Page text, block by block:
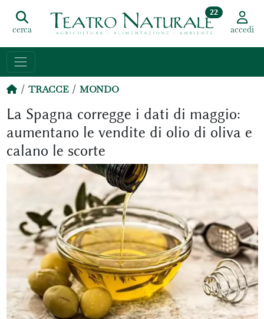
cerca
22
accedi
TRACCE MONDO
La Spagna corregge i dati di maggio:
aumentano le vendite di olio di oliva e
calano le scorte